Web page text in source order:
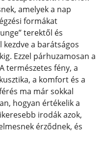
amelyek a nap
formákat
terektől és
a barátságos
Ezzel párhuzamosan a
természetes fény, a
a komfort és a
ma már sokkal
hogyan értékelik a
irodák azok,
érződnek, és